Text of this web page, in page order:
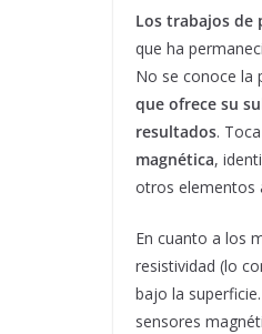
Los trabajos de
que ha
No se conoce la
que ofrece su
resultados.
magnética,
otros elementos
En cuanto a los
resistividad (lo
bajo la
sensores